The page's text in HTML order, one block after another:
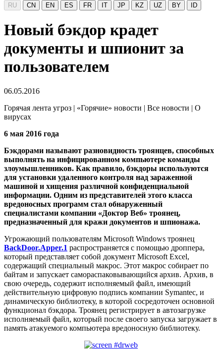
RU CN EN ES FR IT JP KZ UZ BY ID
Новый бэкдор крадет
документы и шпионит за
пользователем
06.05.2016
Горячая лента угроз | «Горячие» новости | Все новости | О
вирусах
6 мая 2016 года
Бэкдорами называют разновидность троянцев, способных
выполнять на инфицированном компьютере команды
злоумышленников. Как правило, бэкдоры используются
для установки удаленного контроля над зараженной
машиной и хищения различной конфиденциальной
информации. Одним из представителей этого класса
вредоносных программ стал обнаруженный
специалистами компании «Доктор Веб» троянец,
предназначенный для кражи документов и шпионажа.
Угрожающий пользователям Microsoft Windows троянец
BackDoor.Apper.1 распространяется с помощью дроппера,
который представляет собой документ Microsoft Excel,
содержащий специальный макрос. Этот макрос собирает по
байтам и запускает самораспаковывающийся архив. Архив, в
свою очередь, содержит исполняемый файл, имеющий
действительную цифровую подпись компании Symantec, и
динамическую библиотеку, в которой сосредоточен основной
функционал бэкдора. Троянец регистрирует в автозагрузке
исполняемый файл, который после своего запуска загружает в
память атакуемого компьютера вредоносную библиотеку.